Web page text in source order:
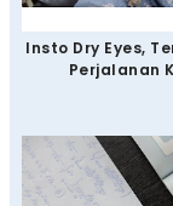
Insto Dry Eyes,
Perjalanan